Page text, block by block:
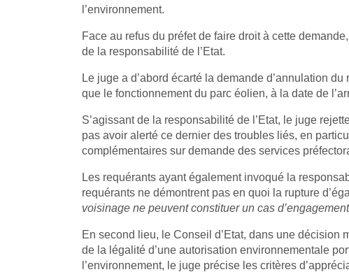
l’environnement.
Face au refus du préfet de faire droit à cette
de la responsabilité de l’Etat.
Le juge a d’abord écarté la demande d’annulation
que le fonctionnement du parc éolien, à la date de
S’agissant de la responsabilité de l’Etat, le juge
pas avoir alerté ce dernier des troubles liés, en
complémentaires sur demande des services
Les requérants ayant également invoqué la
requérants ne démontrent pas en quoi la rupture
voisinage ne peuvent constituer un cas
En second lieu, le Conseil d’Etat, dans une
de la légalité d’une autorisation environnementale
l’environnement, le juge précise les critères